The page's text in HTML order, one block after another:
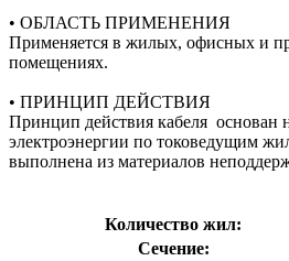
• ОБЛАСТЬ ПРИМЕНЕНИЯ
Применяется в жилых, офисных и
помещениях.
• ПРИНЦИП ДЕЙСТВИЯ
Принцип действия кабеля основан
электроэнергии по токоведущим
выполнена из материалов
Количество жил:
Сечение: